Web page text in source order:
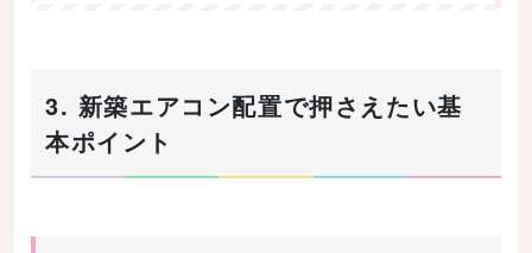
3. 新築エアコン配置で押さえたい基
本ポイント